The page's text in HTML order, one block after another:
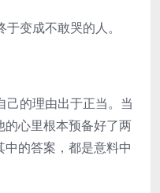
变成不敢哭的人。
己的理由出于正当。当
心里根本预备好了两
的答案，都是意料中